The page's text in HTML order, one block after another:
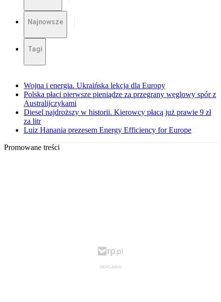
Najnowsze
Tagi
Wojna i energia. Ukraińska lekcja dla Europy
Polska płaci pierwsze pieniądze za przegrany węglowy spór z
Australijczykami
Diesel najdroższy w historii. Kierowcy płacą już prawie 9 zł
za litr
Luiz Hanania prezesem Energy Efficiency for Europe
Promowane treści